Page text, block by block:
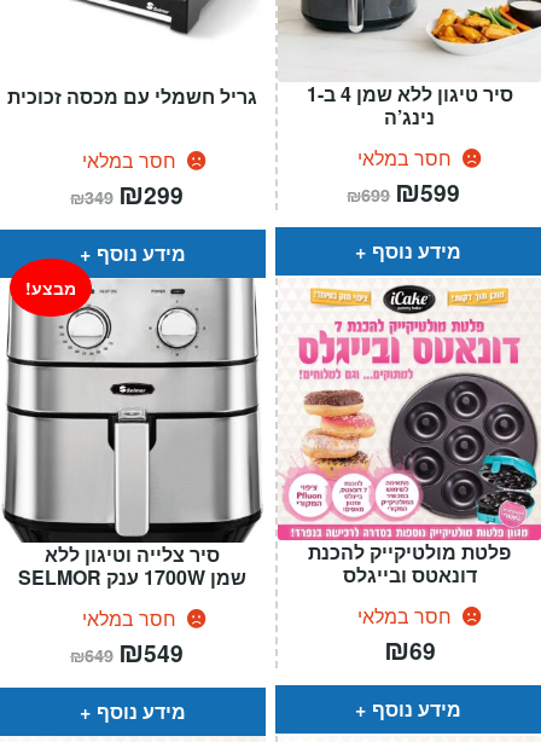
גריל חשמלי עם מכסה זכוכית
חסר במלאי
₪349 המחיר
המקורי
היה:
₪349.
₪299
הוא:
מידע נוסף
סיר טיגון ללא שמן 4 ב-1
נינג’ה
חסר במלאי
₪699 המחיר
המקורי
היה:
₪699.
₪599
הוא:
מידע נוסף
סיר צלייה וטיגון ללא
שמן 1700W ענק SELMOR
חסר במלאי
מבצע!
₪649 המחיר
המקורי
היה:
₪649.
₪549
הוא:
מידע נוסף
פלטת מולטיקייק להכנת
דונאטס ובייגלס
חסר במלאי
₪69
מידע נוסף